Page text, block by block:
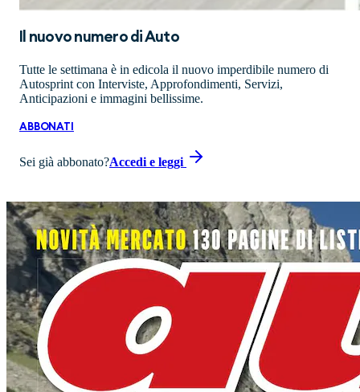
Il nuovo numero diAuto
Tutte le settimana è in edicola il nuovo imperdibile numero di
Autosprint con Interviste, Approfondimenti, Servizi,
Anticipazioni e immagini bellissime.
ABBONATI
Sei già abbonato?Accedi e leggi